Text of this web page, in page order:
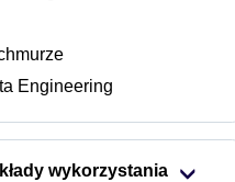
Engineering
wykorzystania